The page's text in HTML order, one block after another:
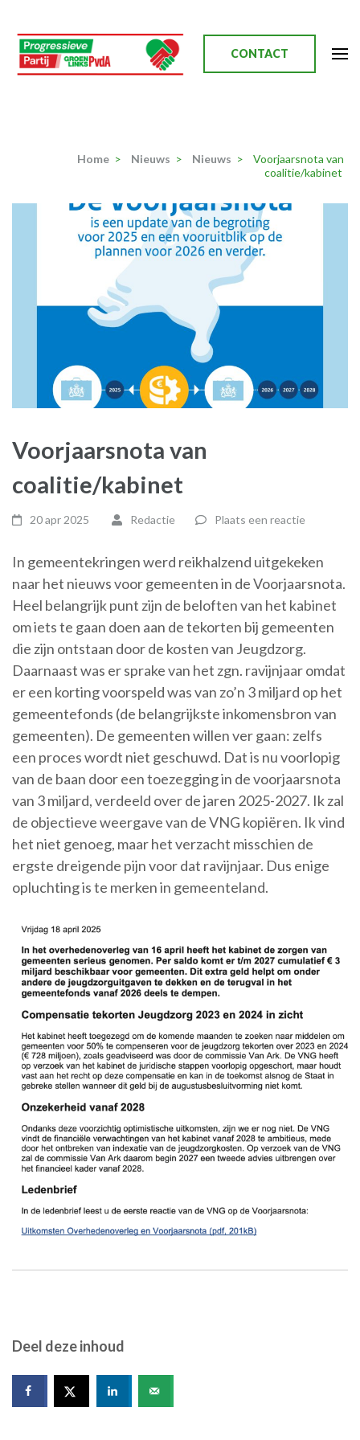
naar
inhoud
(Druk
CONTACT
Home > Nieuws > Nieuws >
Voorjaarsnota van
coalitie/kabinet
Voorjaarsnota van
coalitie/kabinet
20 apr 2025 Redactie Plaats een reactie
In gemeentekringen werd reikhalzend uitgekeken
naar het nieuws voor gemeenten in de Voorjaarsnota.
Heel belangrijk punt zijn de beloften van het kabinet
om iets te gaan doen aan de tekorten bij gemeenten
die zijn ontstaan door de kosten van Jeugdzorg.
Daarnaast was er sprake van het zgn. ravijnjaar omdat
er een korting voorspeld was van zo’n 3 miljard op het
gemeentefonds (de belangrijkste inkomensbron van
gemeenten). De gemeenten willen ver gaan: zelfs
een proces wordt niet geschuwd. Dat is nu voorlopig
van de baan door een toezegging in de voorjaarsnota
van 3 miljard, verdeeld over de jaren 2025-2027. Ik zal
de objectieve weergave van de VNG kopiëren. Ik vind
het niet genoeg, maar het verzacht misschien de
ergste dreigende pijn voor dat ravijnjaar. Dus enige
opluchting is te merken in gemeenteland.
Deel deze inhoud